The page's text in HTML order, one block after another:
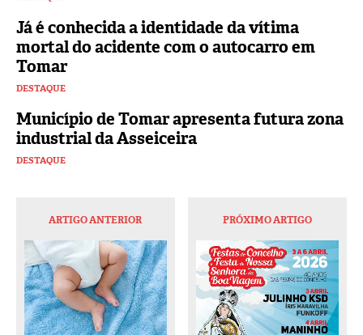
Já é conhecida a identidade da vítima
mortal do acidente com o autocarro em
Tomar
DESTAQUE
Município de Tomar apresenta futura zona
industrial da Asseiceira
DESTAQUE
ARTIGO ANTERIOR PRÓXIMO ARTIGO